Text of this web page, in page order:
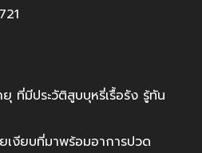
ที่มีประวัติสูบบุหรี่เรื้อรัง รู้ทัน
เงียบที่มาพร้อมอาการปวด